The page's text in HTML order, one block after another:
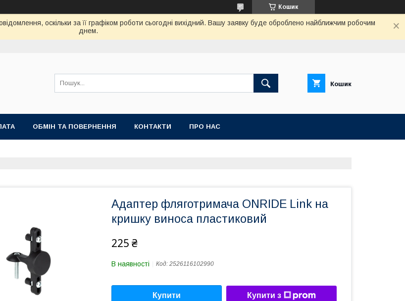
Кошик
оскільки за її графіком роботи сьогодні вихідний. Вашу заявку буде оброблено найближчим робочим
днем.
Кошик
ОБМІН ТА ПОВЕРНЕННЯ КОНТАКТИ ПРО НАС
Адаптер фляготримача ONRIDE Link на
кришку виноса пластиковий
225 ₴
В наявності Код: 2526116102990
Купити Купити з